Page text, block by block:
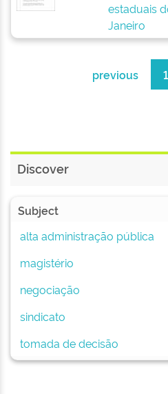
estaduais
Janeiro
previous 1
Discover
Subject
alta administração pública
magistério
negociação
sindicato
tomada de decisão